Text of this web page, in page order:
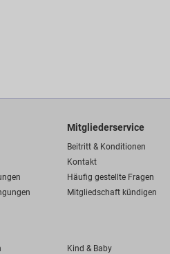
Mitgliederservice
Beitritt & Konditionen
Kontakt
Häufig gestellte Fragen
Mitgliedschaft kündigen
Kind & Baby